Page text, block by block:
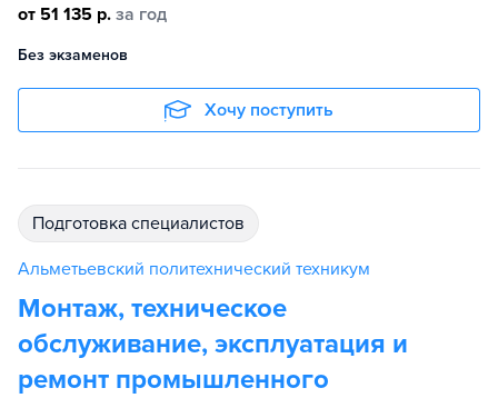
от 51 135 р. за год
Без экзаменов
Хочу поступить
подготовка специалистов
Альметьевский политехнический техникум
Монтаж, техническое
обслуживание, эксплуатация и
ремонт промышленного